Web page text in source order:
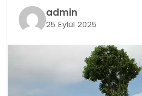
admin
25 Eylül 2025